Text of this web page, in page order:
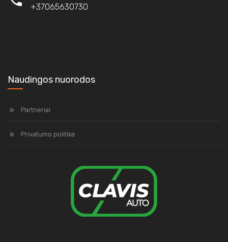
+37065630730
Naudingos nuorodos
Partneriai
Privatumo politika